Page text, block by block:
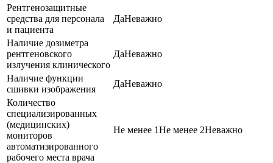
Рентгенозащитные
средства для персонала
и пациента
ДаНеважно
Наличие дозиметра
рентгеновского
излучения клинического
ДаНеважно
Наличие функции
сшивки изображения
ДаНеважно
Количество
специализированных
(медицинских)
мониторов
автоматизированного
рабочего места врача
Не менее 1Не менее 2Неважно